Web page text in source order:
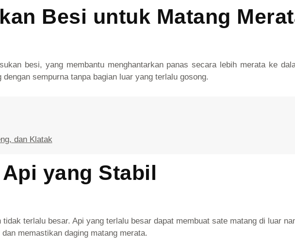
Besi untuk Matang
besi, yang membantu menghantarkan panas secara lebih merata ke
sempurna tanpa bagian luar yang terlalu gosong.
dan Klatak
yang Stabil
terlalu besar. Api yang terlalu besar dapat membuat sate matang di luar
memastikan daging matang merata.